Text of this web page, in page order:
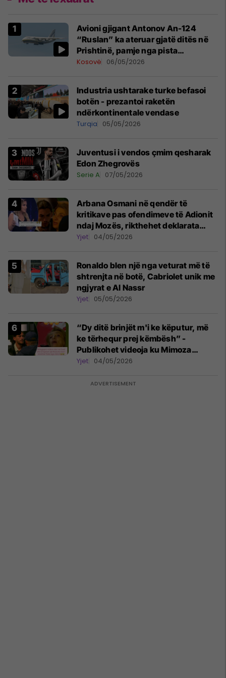
Avioni gjigant Antonov An-124
“Ruslan” ka ateruar gjatë ditës në
Prishtinë, pamje nga pista
publikohen edhe në rrjete sociale
Kosovë 06/05/2026
Industria ushtarake turke befasoi
botën - prezantoi raketën
ndërkontinentale vendase
Turqia 05/05/2026
Juventusi i vendos çmim qesharak
Edon Zhegrovës
Serie A 07/05/2026
Arbana Osmani në qendër të
kritikave pas ofendimeve të Adionit
ndaj Mozës, rikthehet deklarata
‘Është emision tjetër ai’
Yjet 04/05/2026
Ronaldo blen një nga veturat më të
shtrenjta në botë, Cabriolet unik me
ngjyrat e Al Nassr
Yjet 05/05/2026
“Dy ditë brinjët m'i ke këputur, më
ke tërhequr prej këmbësh” -
Publikohet videoja ku Mimoza
Ahmeti akuzon Adionin për
Yjet 04/05/2026